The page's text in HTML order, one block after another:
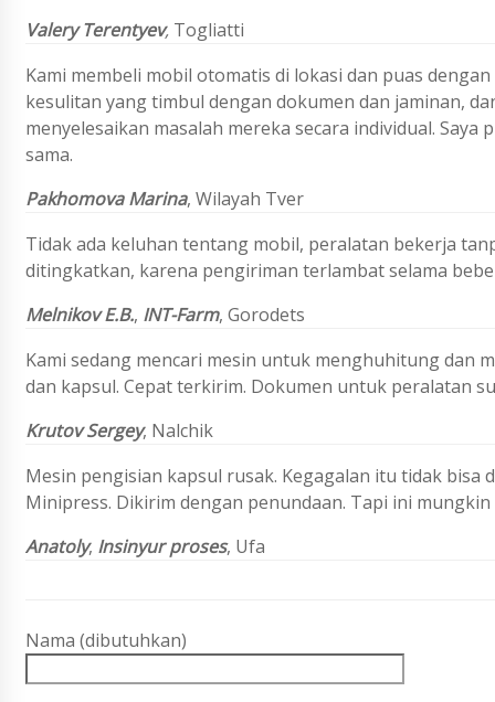
Valery Terentyev, Togliatti
Kami membeli mobil otomatis di lokasi dan puas
kesulitan yang timbul dengan dokumen dan jaminan,
menyelesaikan masalah mereka secara individual.
sama.
PakhomovaMarina, Wilayah Tver
Tidak ada keluhan tentang mobil, peralatan bekerja
ditingkatkan, karena pengiriman terlambat selama
Melnikov E.B., INT-Farm, Gorodets
Kami sedang mencari mesin untuk menghuhitung dan
dan kapsul. Cepat terkirim. Dokumen untuk peralatan
Krutov Sergey, Nalchik
Mesin pengisian kapsul rusak. Kegagalan itu tidak
Minipress. Dikirim dengan penundaan. Tapi ini
Anatoly, Insinyur proses, Ufa
Nama (dibutuhkan)